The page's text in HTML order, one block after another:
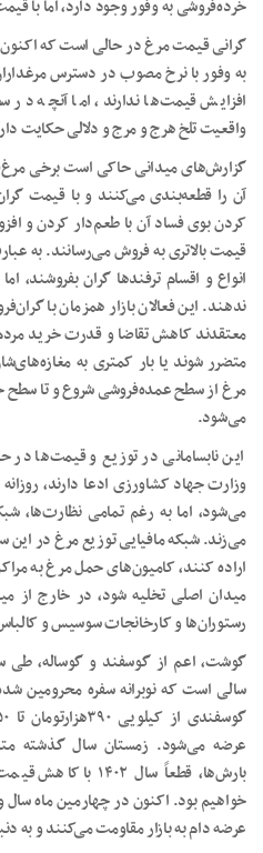
خرده‌فروشی به وفور وجود دارد، اما با
گرانی قیمت مرغ در حالی است که
به وفور با نرخ مصوب در دسترس
افزایش قیمت‌ها ندارند، اما آنچه
واقعیت تلخ هرج و مرج و دلالی حکایت
گزارش‌های میدانی حاکی است برخی
آن را قطعه‌بندی می‌کنند و با قیمت
کردن بوی فساد آن با طعم‌دار کردن و
قیمت بالاتری به فروش می‌رسانند. به
انواع و اقسام ترفند‌ها گران
ندهند. این فعالان بازار همزمان با
معتقدند کاهش تقاضا و قدرت خرید
متضرر شوند یا بار کمتری به
مرغ از سطح عمده‌فروشی شروع و تا
می‌شود.
این نابسامانی در توزیع و قیمت‌ها در
وزارت جهاد کشاورزی ادعا دارند،
می‌شود، اما به رغم تمامی نظارت‌ها،
می‌زند. شبکه مافیایی توزیع مرغ در این
اراده کنند، کامیون‌های حمل مرغ به
میدان اصلی تخلیه شود، در خارج از
رستوران‌ها و کارخانجات سوسیس و
گوشت، اعم از گوسفند و گوساله،
سالی است که نوبرانه سفره
عرضه می‌شود. زمستان سال گذشته
بارش‌ها، قطعاً سال
خواهیم بود. اکنون در چهارمین ماه سال
عرضه دام به بازار مقاومت می‌کنند و به